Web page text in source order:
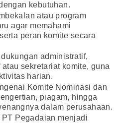
kebutuhan.
atau program
agar memahami
peran komite secara
administratif,
sekretariat komite, guna
harian.
Komite Nominasi dan
piagam, hingga
dalam perusahaan.
Pegadaian menjadi